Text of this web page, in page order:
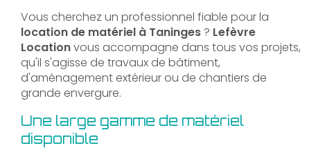
Vous cherchez un professionnel fiable pour la
location de matériel à Taninges ? Lefèvre
Locationvous accompagne dans tous vos projets,
qu'il s'agisse de travaux de bâtiment,
d'aménagement extérieur ou de chantiers de
grande envergure.
Une large gamme de matériel
disponible